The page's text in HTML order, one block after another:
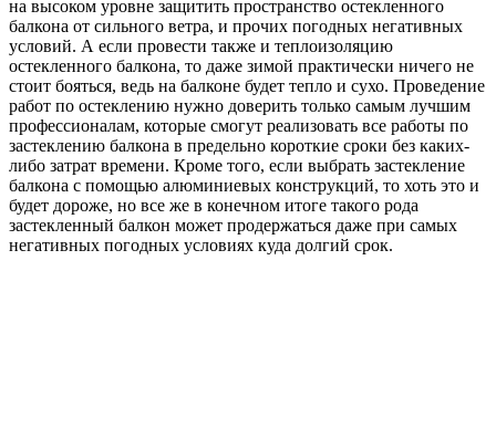
на высоком уровне защитить пространство остекленного
балкона от сильного ветра, и прочих погодных негативных
условий. А если провести также и теплоизоляцию
остекленного балкона, то даже зимой практически ничего не
стоит бояться, ведь на балконе будет тепло и сухо. Проведение
работ по остеклению нужно доверить только самым лучшим
профессионалам, которые смогут реализовать все работы по
застеклению балкона в предельно короткие сроки без каких-
либо затрат времени. Кроме того, если выбрать застекление
балкона с помощью алюминиевых конструкций, то хоть это и
будет дороже, но все же в конечном итоге такого рода
застекленный балкон может продержаться даже при самых
негативных погодных условиях куда долгий срок.